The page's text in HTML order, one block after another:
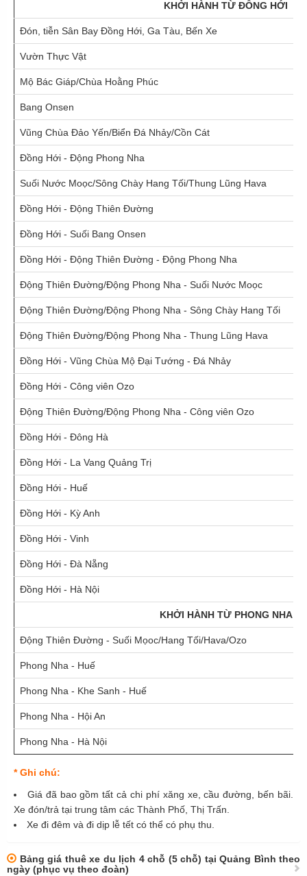
KHỞI HÀNH TỪ ĐỒNG HỚI
Đón, tiễn Sân Bay Đồng Hới, Ga Tàu, Bến Xe
Vườn Thực Vật
Mộ Bác Giáp/Chùa Hoằng Phúc
Bang Onsen
Vũng Chùa Đảo Yến/Biển Đá Nhảy/Cồn Cát
Đồng Hới - Động Phong Nha
Suối Nước Moọc/Sông Chày Hang Tối/Thung Lũng Hava
Đồng Hới - Động Thiên Đường
Đồng Hới - Suối Bang Onsen
Đồng Hới - Động Thiên Đường - Động Phong Nha
Động Thiên Đường/Động Phong Nha - Suối Nước Moọc
Động Thiên Đường/Động Phong Nha - Sông Chày Hang Tối
Động Thiên Đường/Động Phong Nha - Thung Lũng Hava
Đồng Hới - Vũng Chùa Mộ Đại Tướng - Đá Nhảy
Đồng Hới - Công viên Ozo
Động Thiên Đường/Động Phong Nha - Công viên Ozo
Đồng Hới - Đông Hà
Đồng Hới - La Vang Quảng Trị
Đồng Hới - Huế
Đồng Hới - Kỳ Anh
Đồng Hới - Vinh
Đồng Hới - Đà Nẵng
Đồng Hới - Hà Nội
KHỞI HÀNH TỪ PHONG NHA
Động Thiên Đường - Suối Mọoc/Hang Tối/Hava/Ozo
Phong Nha - Huế
Phong Nha - Khe Sanh - Huế
Phong Nha - Hội An
Phong Nha - Hà Nội
* Ghi chú:
Giá đã bao gồm tất cả chi phí xăng xe, cầu đường, bến bãi.
Xe đón/trả tại trung tâm các Thành Phố, Thị Trấn.
Xe đi đêm và đi dịp lễ tết có thể có phụ thu.
Bảng giá thuê xe du lịch 4 chỗ (5 chỗ) tại Quảng Bình theo
ngày (phục vụ theo đoàn)